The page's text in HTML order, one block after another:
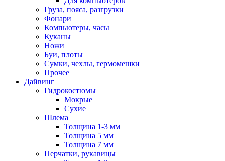
Груза, пояса, разгрузки
Фонари
Компьютеры, часы
Куканы
Ножи
Буи, плоты
Сумки, чехлы, гермомешки
Прочее
Дайвинг
Гидрокостюмы
Мокрые
Сухие
Шлема
Толщина 1-3 мм
Толщина 5 мм
Толщина 7 мм
Перчатки, рукавицы